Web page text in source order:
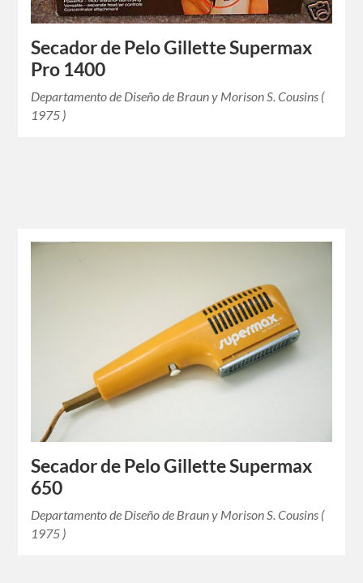
Secador de Pelo Gillette Supermax
Pro 1400
Departamento de Diseño de Braun y Morison S. Cousins (
1975 )
Secador de Pelo Gillette Supermax
650
Departamento de Diseño de Braun y Morison S. Cousins (
1975 )